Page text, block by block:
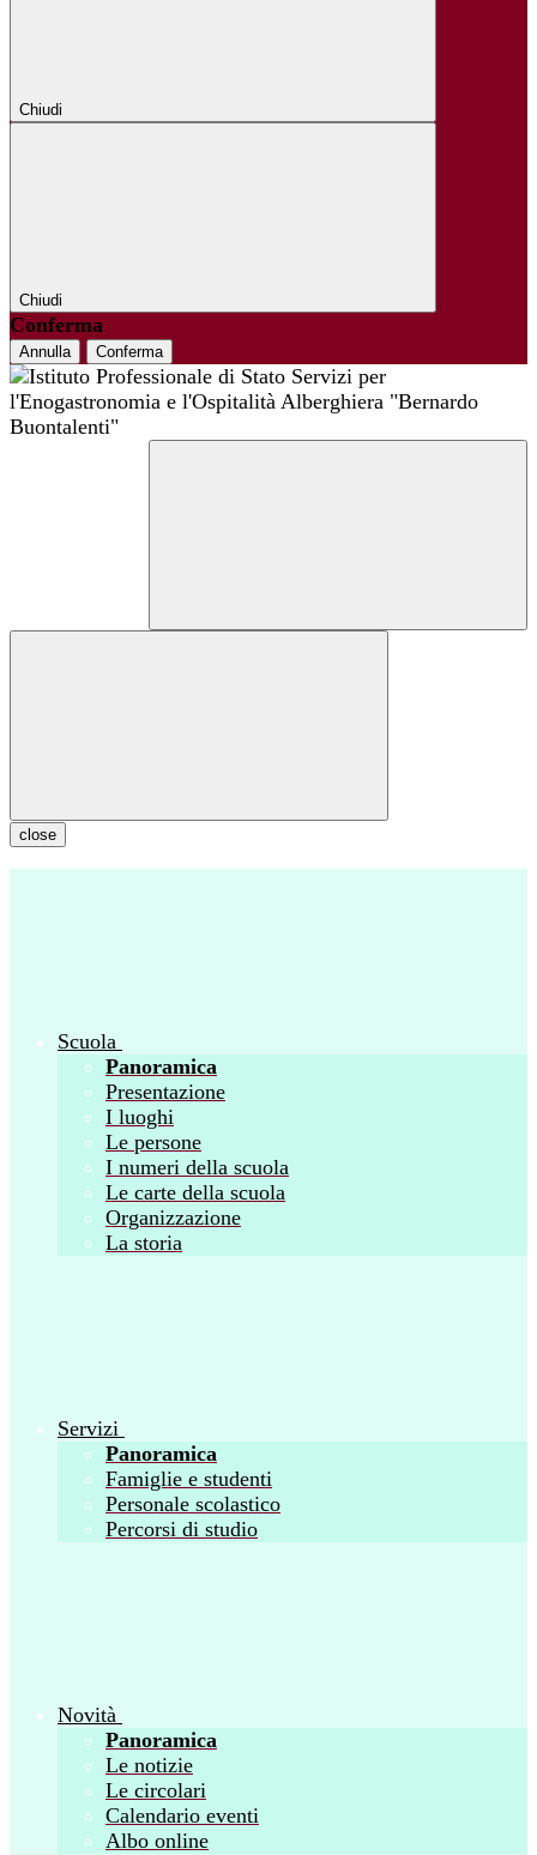
Chiudi
Chiudi
Conferma
Annulla Conferma
close
Scuola
Panoramica
Presentazione
I luoghi
Le persone
I numeri della scuola
Le carte della scuola
Organizzazione
La storia
Servizi
Panoramica
Famiglie e studenti
Personale scolastico
Percorsi di studio
Novità
Panoramica
Le notizie
Le circolari
Calendario eventi
Albo online